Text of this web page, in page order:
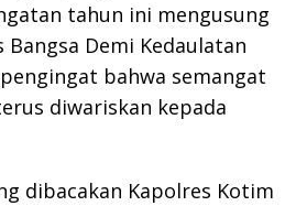
tahun ini mengusung
Bangsa Demi Kedaulatan
pengingat bahwa semangat
diwariskan kepada
dibacakan Kapolres Kotim